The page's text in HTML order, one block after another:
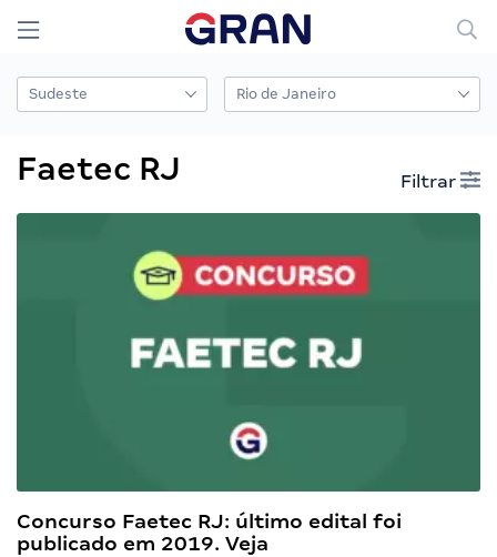
Faetec RJ Filtrar
Concurso Faetec RJ: último edital foi
publicado em 2019. Veja